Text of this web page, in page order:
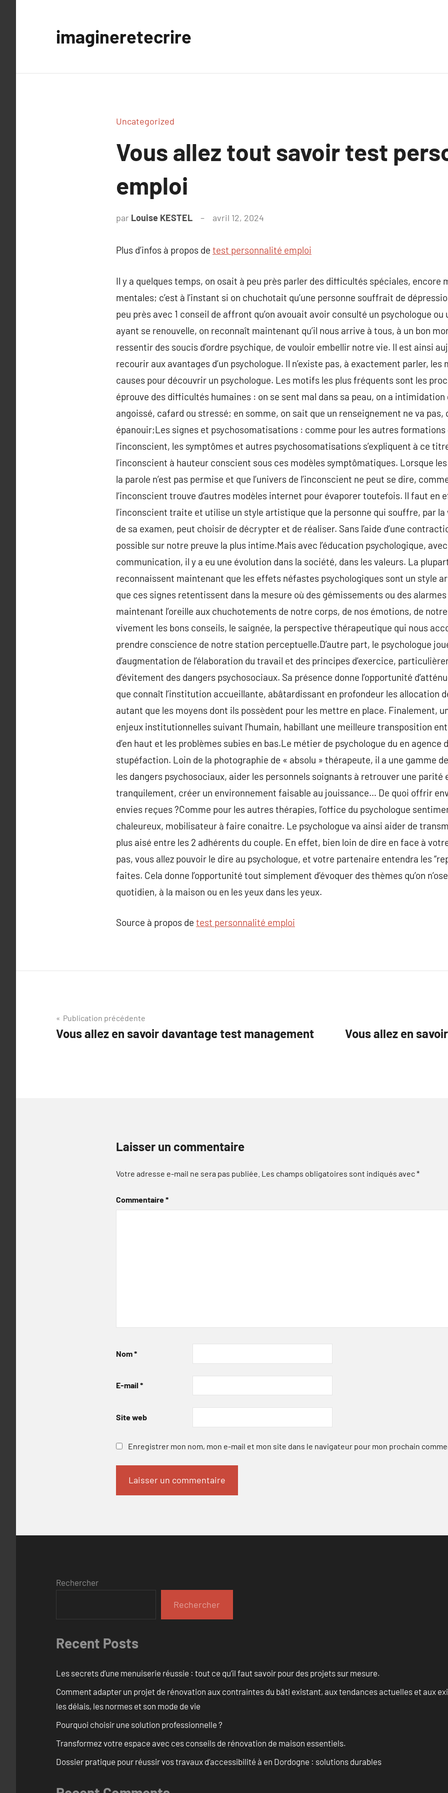
imagineretecrire
Uncategorized
Vous allez tout savoir test
emploi
par Louise KESTEL avril 12, 2024
Plus d’infos à propos de test personnalité emploi
Il y a quelques temps, on osait à peu près parler des difficultés spéciales, encore
mentales; c’est à l’instant si on chuchotait qu’une personne souffrait de
peu près avec 1 conseil de affront qu’on avouait avoir consulté un psychologue ou
ayant se renouvelle, on reconnaît maintenant qu’il nous arrive à tous, à un bon
ressentir des soucis d’ordre psychique, de vouloir embellir notre vie. Il est ainsi
recourir aux avantages d’un psychologue. Il n’existe pas, à exactement parler,
causes pour découvrir un psychologue. Les motifs les plus fréquents sont les
éprouve des difficultés humaines : on se sent mal dans sa peau, on a intimidation
angoissé, cafard ou stressé; en somme, on sait que un renseignement ne va pas,
épanouir;Les signes et psychosomatisations : comme pour les autres formations
l’inconscient, les symptômes et autres psychosomatisations s’expliquent à ce
l’inconscient à hauteur conscient sous ces modèles symptômatiques. Lorsque
la parole n’est pas permise et que l’univers de l’inconscient ne peut se dire,
l’inconscient trouve d’autres modèles internet pour évaporer toutefois. Il faut en
l’inconscient traite et utilise un style artistique que la personne qui souffre, par
de sa examen, peut choisir de décrypter et de réaliser. Sans l’aide d’une
possible sur notre preuve la plus intime.Mais avec l’éducation psychologique,
communication, il y a eu une évolution dans la société, dans les valeurs. La
reconnaissent maintenant que les effets néfastes psychologiques sont un style
que ces signes retentissent dans la mesure où des gémissements ou des alarmes
maintenant l’oreille aux chuchotements de notre corps, de nos émotions, de
vivement les bons conseils, le saignée, la perspective thérapeutique qui nous
prendre conscience de notre station perceptuelle.D’autre part, le psychologue
d’augmentation de l’élaboration du travail et des principes d’exercice,
d’évitement des dangers psychosociaux. Sa présence donne l’opportunité
que connaît l’institution accueillante, abâtardissant en profondeur les allocation
autant que les moyens dont ils possèdent pour les mettre en place. Finalement,
enjeux institutionnelles suivant l’humain, habillant une meilleure transposition
d’en haut et les problèmes subies en bas.Le métier de psychologue du en agence
stupéfaction. Loin de la photographie de « absolu » thérapeute, il a une gamme
les dangers psychosociaux, aider les personnels soignants à retrouver une parité
tranquilement, créer un environnement faisable au jouissance… De quoi offrir
envies reçues ?Comme pour les autres thérapies, l’office du psychologue
chaleureux, mobilisateur à faire conaitre. Le psychologue va ainsi aider de
plus aisé entre les 2 adhérents du couple. En effet, bien loin de dire en face à
pas, vous allez pouvoir le dire au psychologue, et votre partenaire entendra les
faites. Cela donne l’opportunité tout simplement d’évoquer des thèmes qu’on
quotidien, à la maison ou en les yeux dans les yeux.
Source à propos de test personnalité emploi
Navigation
de
Publication précédente
Vous allez en savoir davantage test management
Vous allez en
Laisser un commentaire
Votre adresse e-mail ne sera pas publiée. Les champs obligatoires sont indiqués avec*
Commentaire*
Nom*
E-mail *
Site web
Enregistrer mon nom, mon e-mail et mon site dans le navigateur pour mon prochain
Rechercher
Rechercher
Recent Posts
Les secrets d’une menuiserie réussie : tout ce qu’il faut savoir pour des projets sur mesure.
Comment adapter un projet de rénovation aux contraintes du bâti existant, aux tendances actuelles et aux
les délais, les normes et son mode de vie
Pourquoi choisir une solution professionnelle ?
Transformez votre espace avec ces conseils de rénovation de maison essentiels.
Dossier pratique pour réussir vos travaux d’accessibilité à en Dordogne : solutions durables